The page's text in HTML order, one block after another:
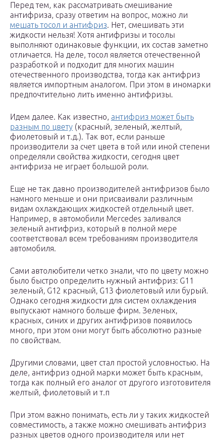
Перед тем, как рассматривать смешивание
антифриза, сразу ответим на вопрос, можно ли
мешать тосол и антифриз. Нет, смешивать эти
жидкости нельзя! Хотя антифризы и тосолы
выполняют одинаковые функции, их состав заметно
отличается. На деле, тосол является отечественной
разработкой и подходит для многих машин
отечественного производства, тогда как антифриз
является импортным аналогом. При этом в иномарки
предпочтительно лить именно антифризы.
Идем далее. Как известно, антифриз может быть
разным по цвету (красный, зеленый, желтый,
фиолетовый и т.д.). Так вот, если раньше
производители за счет цвета в той или иной степени
определяли свойства жидкости, сегодня цвет
антифриза не играет большой роли.
Еще не так давно производителей антифризов было
намного меньше и они присваивали различным
видам охлаждающих жидкостей отдельный цвет.
Например, в автомобили Mercedes заливался
зеленый антифриз, который в полной мере
соответствовал всем требованиям производителя
автомобиля.
Сами автолюбители четко знали, что по цвету можно
было быстро определить нужный антифриз: G11
зеленый, G12 красный, G13 фиолетовый или бурый.
Однако сегодня жидкости для систем охлаждения
выпускают намного больше фирм. Зеленых,
красных, синих и других антифризов появилось
много, при этом они могут быть абсолютно разные
по свойствам.
Другими словами, цвет стал простой условностью. На
деле, антифриз одной марки может быть красным,
тогда как полный его аналог от другого изготовителя
желтый, фиолетовый и т.п
При этом важно понимать, есть ли у таких жидкостей
совместимость, а также можно смешивать антифриз
разных цветов одного производителя или нет